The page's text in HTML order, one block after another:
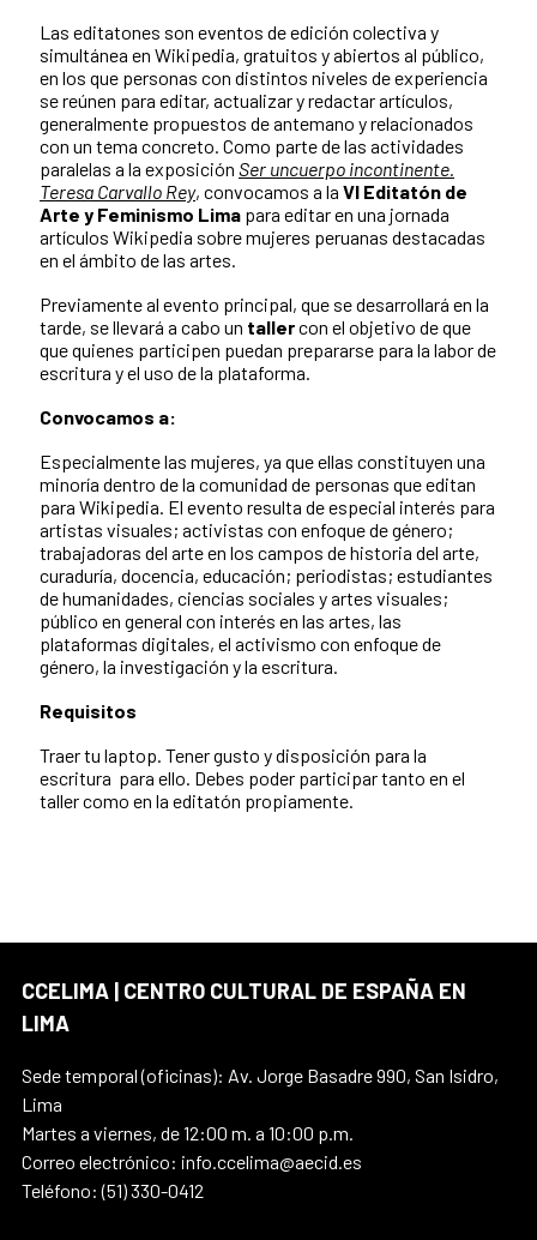
Las editatones son eventos de edición colectiva y
simultánea en Wikipedia, gratuitos y abiertos al público,
en los que personas con distintos niveles de experiencia
se reúnen para editar, actualizar y redactar artículos,
generalmente propuestos de antemano y relacionados
con un tema concreto. Como parte de las actividades
paralelas a la exposición Ser uncuerpo incontinente.
Teresa Carvallo Rey, convocamos a la VI Editatón de
Arte y Feminismo Lima para editar en una jornada
artículos Wikipedia sobre mujeres peruanas destacadas
en el ámbito de las artes.
Previamente al evento principal, que se desarrollará en la
tarde, se llevará a cabo un tallercon el objetivo de que
que quienes participen puedan prepararse para la labor de
escritura y el uso de la plataforma.
Convocamos a:
Especialmente las mujeres, ya que ellas constituyen una
minoría dentro de la comunidad de personas que editan
para Wikipedia. El evento resulta de especial interés para
artistas visuales; activistas con enfoque de género;
trabajadoras del arte en los campos de historia del arte,
curaduría, docencia, educación; periodistas; estudiantes
de humanidades, ciencias sociales y artes visuales;
público en general con interés en las artes, las
plataformas digitales, el activismo con enfoque de
género, la investigación y la escritura.
Requisitos
Traer tu laptop. Tener gusto y disposición para la
escritura para ello. Debes poder participar tanto en el
taller como en la editatón propiamente.
CCELIMA | CENTRO CULTURAL DE ESPAÑA EN
LIMA
Sede temporal (oficinas): Av. Jorge Basadre 990, San Isidro,
Lima
Martes a viernes, de 12:00 m. a 10:00 p.m.
Correo electrónico: info.ccelima@aecid.es
Teléfono: (51) 330-0412